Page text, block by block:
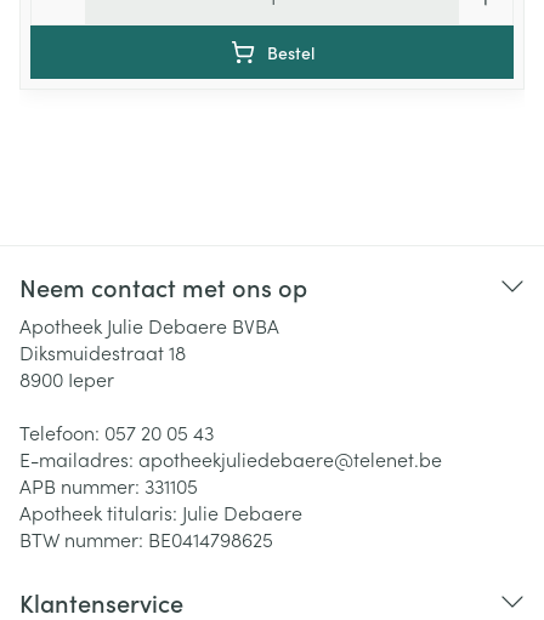
Bestel
Neem contact met ons op
Apotheek Julie Debaere BVBA
Diksmuidestraat 18
8900 Ieper
Telefoon: 057 20 05 43
E-mailadres: apotheekjuliedebaere@telenet.be
APB nummer: 331105
Apotheek titularis: Julie Debaere
BTW nummer: BE0414798625
Klantenservice